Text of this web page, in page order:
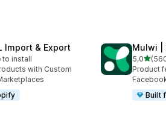
Import & Export
to install
with Custom
Mulwi |
5,0stelle
560
Product
Built